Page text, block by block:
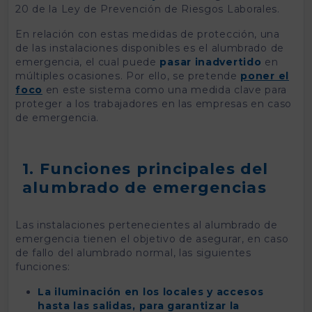
20 de la Ley de Prevención de Riesgos Laborales.
En relación con estas medidas de protección, una
de las instalaciones disponibles es el alumbrado de
emergencia, el cual puede pasar inadvertido en
múltiples ocasiones. Por ello, se pretende poner el
foco en este sistema como una medida clave para
proteger a los trabajadores en las empresas en caso
de emergencia.
1. Funciones principales del
alumbrado de emergencias
Las instalaciones pertenecientes al alumbrado de
emergencia tienen el objetivo de asegurar, en caso
de fallo del alumbrado normal, las siguientes
funciones:
La iluminación en los locales y accesos
hasta las salidas, para garantizar la